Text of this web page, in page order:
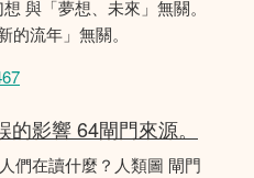
與「夢想、未來」無關。
流年」無關。
影響 64閘門來源。
們在讀什麼？人類圖 閘門